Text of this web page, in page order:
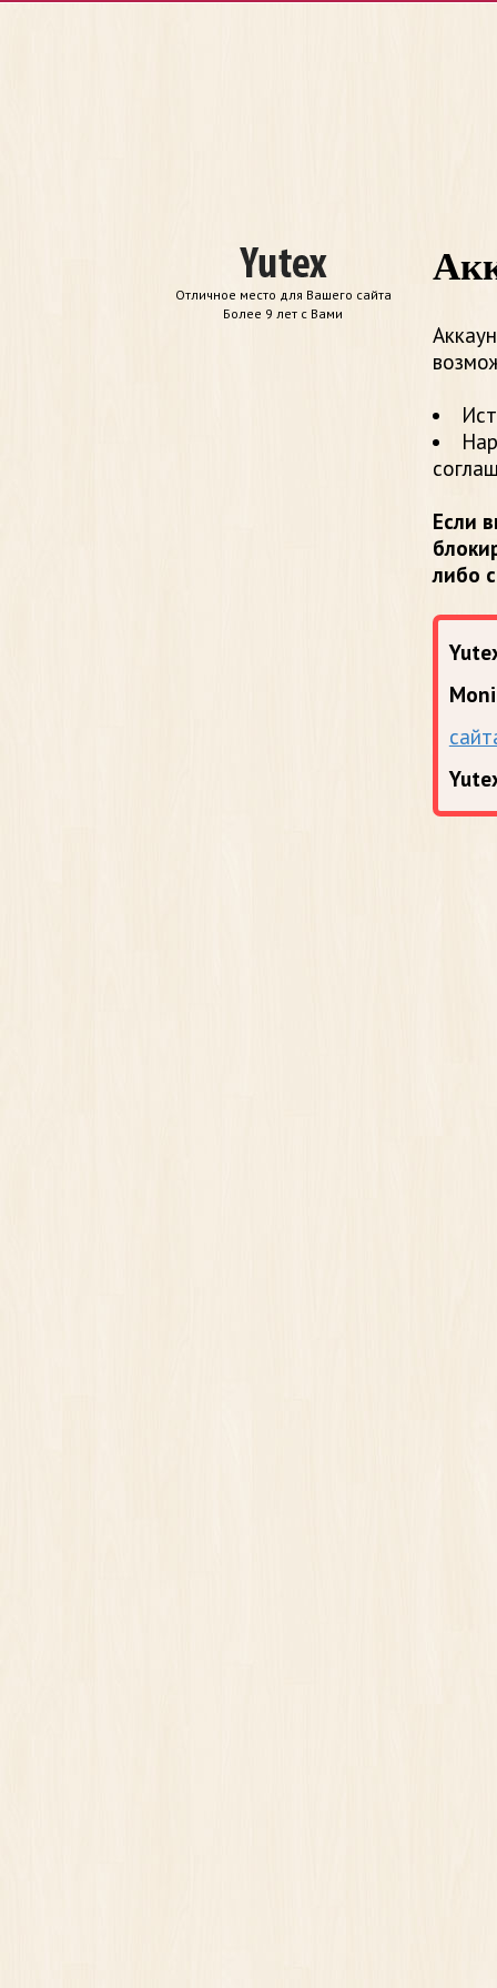
Отличное место для Вашего сайта
Более 9 лет с Вами
Если
либо